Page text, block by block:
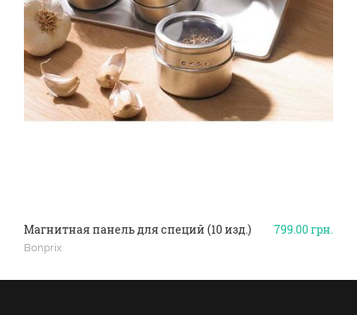
799.00грн.
Магнитная панель для специй (10 изд.)
Bonprix